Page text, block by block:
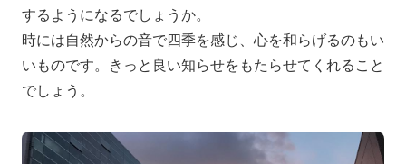
するようになるでしょうか。
時には自然からの音で四季を感じ、心を和らげるのもい
いものです。きっと良い知らせをもたらせてくれること
でしょう。